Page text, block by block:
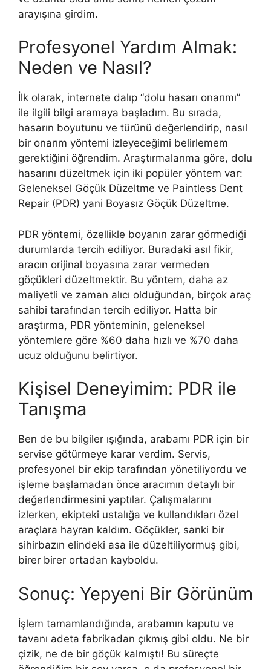
arayışına girdim.
Profesyonel Yardım Almak:
Neden ve Nasıl?
İlk olarak, internete dalıp “dolu hasarı onarımı”
ile ilgili bilgi aramaya başladım. Bu sırada,
hasarın boyutunu ve türünü değerlendirip, nasıl
bir onarım yöntemi izleyeceğimi belirlemem
gerektiğini öğrendim. Araştırmalarıma göre, dolu
hasarını düzeltmek için iki popüler yöntem var:
Geleneksel Göçük Düzeltme ve Paintless Dent
Repair (PDR) yani Boyasız Göçük Düzeltme.
PDR yöntemi, özellikle boyanın zarar görmediği
durumlarda tercih ediliyor. Buradaki asıl fikir,
aracın orijinal boyasına zarar vermeden
göçükleri düzeltmektir. Bu yöntem, daha az
maliyetli ve zaman alıcı olduğundan, birçok araç
sahibi tarafından tercih ediliyor. Hatta bir
araştırma, PDR yönteminin, geleneksel
yöntemlere göre %60 daha hızlı ve %70 daha
ucuz olduğunu belirtiyor.
Kişisel Deneyimim: PDR ile
Tanışma
Ben de bu bilgiler ışığında, arabamı PDR için bir
servise götürmeye karar verdim. Servis,
profesyonel bir ekip tarafından yönetiliyordu ve
işleme başlamadan önce aracımın detaylı bir
değerlendirmesini yaptılar. Çalışmalarını
izlerken, ekipteki ustalığa ve kullandıkları özel
araçlara hayran kaldım. Göçükler, sanki bir
sihirbazın elindeki asa ile düzeltiliyormuş gibi,
birer birer ortadan kayboldu.
Sonuç: Yepyeni Bir Görünüm
İşlem tamamlandığında, arabamın kaputu ve
tavanı adeta fabrikadan çıkmış gibi oldu. Ne bir
çizik, ne de bir göçük kalmıştı! Bu süreçte